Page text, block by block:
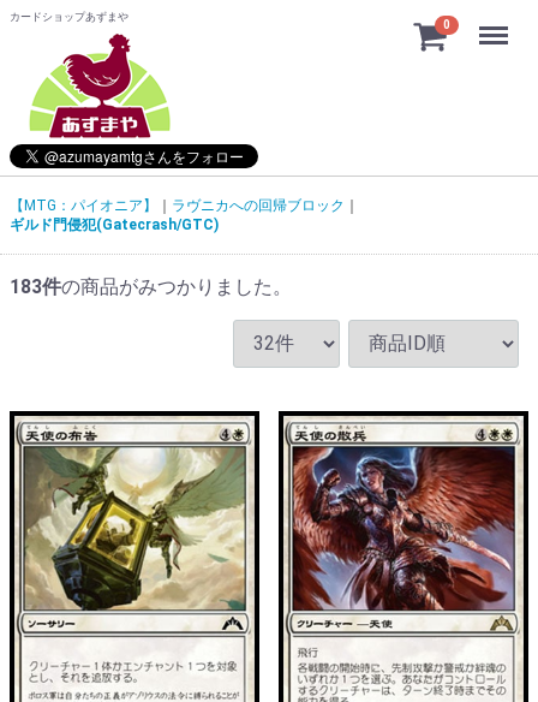
カードショップあずまや
0 Menu
【MTG：パイオニア】
ラヴニカへの回帰ブロック
ギルド門侵犯(Gatecrash/GTC)
183件の商品がみつかりました。